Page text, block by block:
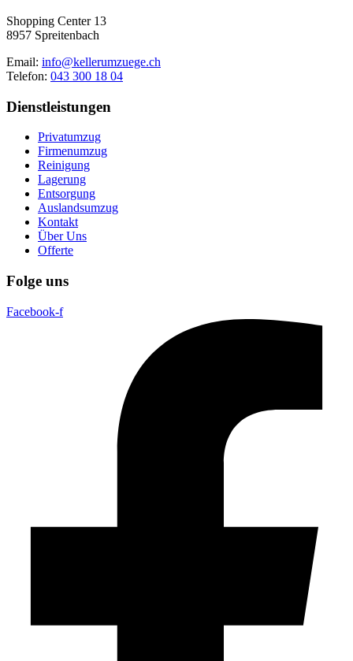
Shopping Center 13
8957 Spreitenbach
Email: info@kellerumzuege.ch
Telefon: 043 300 18 04
Dienstleistungen
Privatumzug
Firmenumzug
Reinigung
Lagerung
Entsorgung
Auslandsumzug
Kontakt
Über Uns
Offerte
Folge uns
Facebook-f